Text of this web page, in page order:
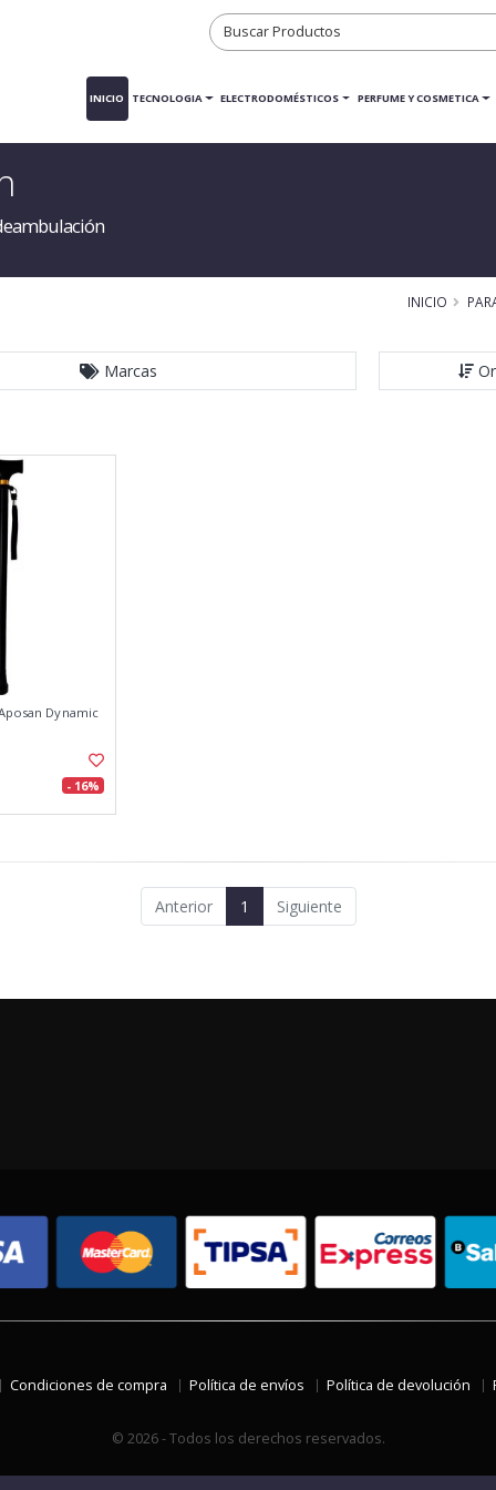
INICIO TECNOLOGIA ELECTRODOMÉSTICOS PERFUME Y COSMETICA
INICIO
Marcas
Dynamic
- 16%
Anterior 1 Siguiente
Condiciones de compra Política de envíos Política de devolución
© 2026 - Todos los derechos reservados.